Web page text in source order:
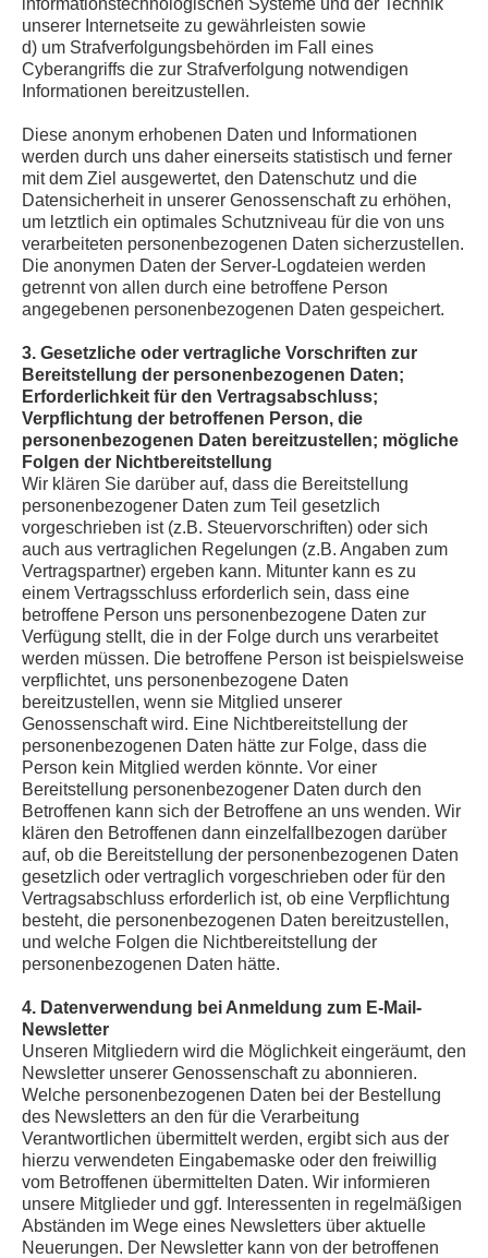
unserer Internetseite zu gewährleisten sowie
d) um Strafverfolgungsbehörden im Fall eines
Cyberangriffs die zur Strafverfolgung notwendigen
Informationen bereitzustellen.
Diese anonym erhobenen Daten und Informationen
werden durch uns daher einerseits statistisch und ferner
mit dem Ziel ausgewertet, den Datenschutz und die
Datensicherheit in unserer Genossenschaft zu erhöhen,
um letztlich ein optimales Schutzniveau für die von uns
verarbeiteten personenbezogenen Daten sicherzustellen.
Die anonymen Daten der Server-Logdateien werden
getrennt von allen durch eine betroffene Person
angegebenen personenbezogenen Daten gespeichert.
3. Gesetzliche oder vertragliche Vorschriften zur
Bereitstellung der personenbezogenen Daten;
Erforderlichkeit für den Vertragsabschluss;
Verpflichtung der betroffenen Person, die
personenbezogenen Daten bereitzustellen; mögliche
Folgen der Nichtbereitstellung
Wir klären Sie darüber auf, dass die Bereitstellung
personenbezogener Daten zum Teil gesetzlich
vorgeschrieben ist (z.B. Steuervorschriften) oder sich
auch aus vertraglichen Regelungen (z.B. Angaben zum
Vertragspartner) ergeben kann. Mitunter kann es zu
einem Vertragsschluss erforderlich sein, dass eine
betroffene Person uns personenbezogene Daten zur
Verfügung stellt, die in der Folge durch uns verarbeitet
werden müssen. Die betroffene Person ist beispielsweise
verpflichtet, uns personenbezogene Daten
bereitzustellen, wenn sie Mitglied unserer
Genossenschaft wird. Eine Nichtbereitstellung der
personenbezogenen Daten hätte zur Folge, dass die
Person kein Mitglied werden könnte. Vor einer
Bereitstellung personenbezogener Daten durch den
Betroffenen kann sich der Betroffene an uns wenden. Wir
klären den Betroffenen dann einzelfallbezogen darüber
auf, ob die Bereitstellung der personenbezogenen Daten
gesetzlich oder vertraglich vorgeschrieben oder für den
Vertragsabschluss erforderlich ist, ob eine Verpflichtung
besteht, die personenbezogenen Daten bereitzustellen,
und welche Folgen die Nichtbereitstellung der
personenbezogenen Daten hätte.
4. Datenverwendung bei Anmeldung zum E-Mail-
Newsletter
Unseren Mitgliedern wird die Möglichkeit eingeräumt, den
Newsletter unserer Genossenschaft zu abonnieren.
Welche personenbezogenen Daten bei der Bestellung
des Newsletters an den für die Verarbeitung
Verantwortlichen übermittelt werden, ergibt sich aus der
hierzu verwendeten Eingabemaske oder den freiwillig
vom Betroffenen übermittelten Daten. Wir informieren
unsere Mitglieder und ggf. Interessenten in regelmäßigen
Abständen im Wege eines Newsletters über aktuelle
Neuerungen. Der Newsletter kann von der betroffenen